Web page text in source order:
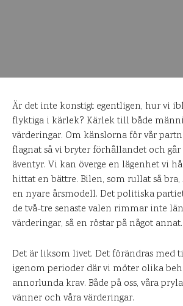
Är det inte konstigt egentligen, hur vi
flyktiga i kärlek? Kärlek till både
värderingar. Om känslorna för vår
flagnat så vi bryter förhållandet och
äventyr. Vi kan överge en lägenhet vi
hittat en bättre. Bilen, som rullat så
en nyare årsmodell. Det politiska
de två-tre senaste valen rimmar inte
värderingar, så en röstar på något annat.
Det är liksom livet. Det förändras med
igenom perioder där vi möter olika
annorlunda krav. Både på oss, våra
vänner och våra värderingar.